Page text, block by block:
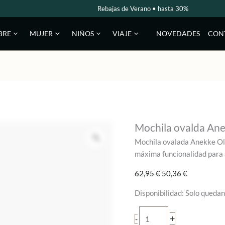
Rebajas de Verano • hasta 30%
MUJER NIÑOS VIAJE NOVEDADES
Mochila ovalda
Mochila ovalada Anekke
máxima funcionalidad
62,95€ El
original
era:
62,95 €.
50,36€El
actual
Disponibilidad: Solo
- +